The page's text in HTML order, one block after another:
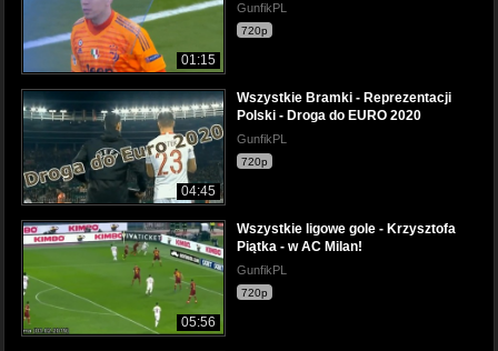
01:15
GunfikPL
720p
04:45
Wszystkie Bramki - Reprezentacji
Polski - Droga do EURO 2020
GunfikPL
720p
05:56
Wszystkie ligowe gole - Krzysztofa
Piątka - w AC Milan!
GunfikPL
720p